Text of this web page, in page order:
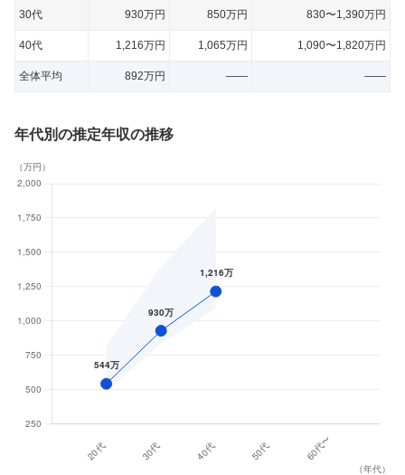
30代 930万円 850万円 830〜1,390万円
40代 1,216万円 1,065万円 1,090〜1,820万円
全体平均 892万円 —— ——
年代別の推定年収の推移
（万円）
（年代）